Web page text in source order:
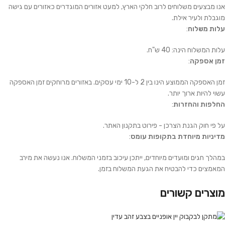
אנו מבצעים משלוחים לרוב חלקי הארץ, למעט אזורים המוגדרים כאזורים עם גישה
מוגבלת ולעיר אילת.
עלות משלוח:
עלות המשלוח הינה: 40 ש"ח.
זמן אספקה:
זמן האספקה הממוצע הינו בין 2 ל-10 ימי עסקים. באזורים מרוחקים זמן האספקה
עשוי להיות ארוך יותר.
החלפות והחזרות:
על פי חוק הגנת הצרכן - פירוט בתקנון האתר.
מדיניות מיוחדת בתקופות עומס:
במהלך חגים ומועדים מיוחדים, ייתכן עיכוב בזמני המשלוח. אנו נעשה את מירב
המאמצים כדי להבטיח את הגעת המשלוח בזמן.
מוצרים קשורים